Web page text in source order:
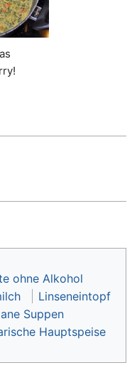
ohne Alkohol
Linseneintopf
Suppen
Hauptspeise